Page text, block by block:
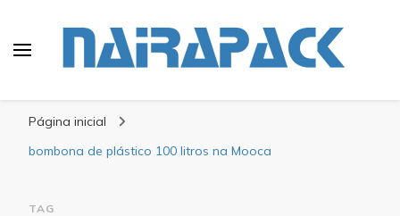
Página inicial
bombona de plástico 100 litros na Mooca
TAG